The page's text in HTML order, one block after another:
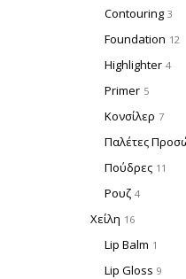
Contouring 3
Foundation 12
Highlighter 4
Primer 5
Κονσίλερ 7
Παλέτες
Πούδρες 11
Ρουζ 4
Χείλη 16
Lip Balm 1
Lip Gloss 9